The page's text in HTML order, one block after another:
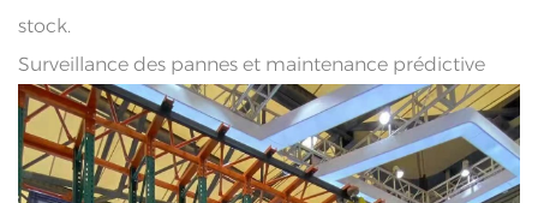
stock.
Surveillance des pannes et maintenance prédictive